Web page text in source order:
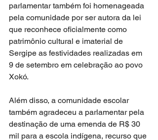
parlamentar também foi homenageada
pela comunidade por ser autora da lei
que reconhece oficialmente como
patrimônio cultural e imaterial de
Sergipe as festividades realizadas em
9 de setembro em celebração ao povo
Xokó.
Além disso, a comunidade escolar
também agradeceu a parlamentar pela
destinação de uma emenda de R$ 30
mil para a escola indígena, recurso que